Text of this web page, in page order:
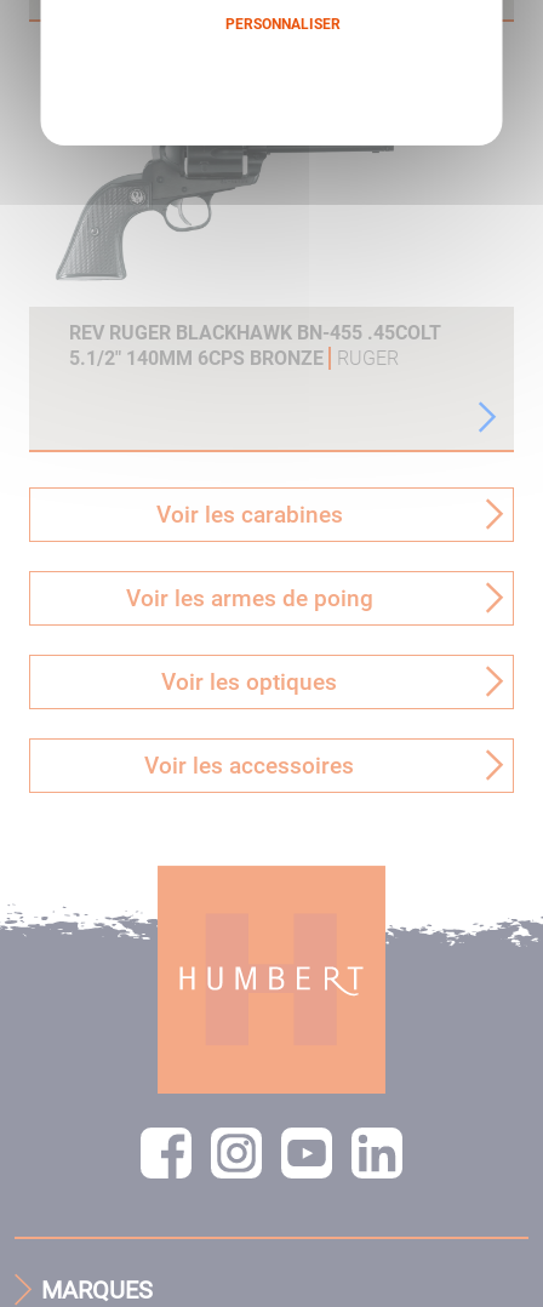
REV RUGER BLACKHAWK BN-455 .45COLT
5.1/2" 140MM 6CPS BRONZE
RUGER
Voir les carabines
Voir les armes de poing
Voir les optiques
Voir les accessoires
MARQUES
PERSONNALISER